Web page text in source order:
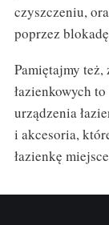
czyszczeniu,
poprzez
Pamiętajmy też,
łazienkowych
urządzenia
i akcesoria,
łazienkę